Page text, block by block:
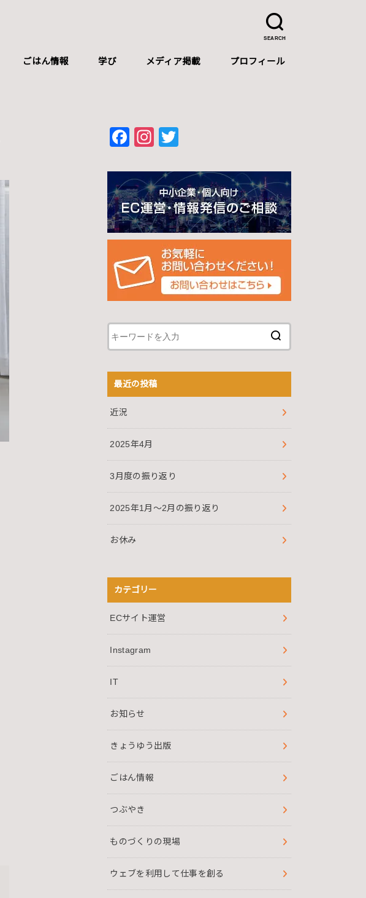
SEARCH
ごはん情報 学び メディア掲載 プロフィール
F
c
e
b
o
o
k
In
a
gr
a
m
tt
er
最近の投稿
近況
2025年4月
3月度の振り返り
2025年1月～2月の振り返り
お休み
カテゴリー
ECサイト運営
Instagram
IT
お知らせ
きょうゆう出版
ごはん情報
つぶやき
ものづくりの現場
ウェブを利用して仕事を創る